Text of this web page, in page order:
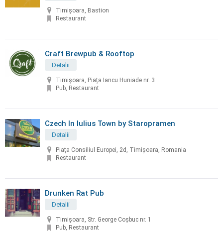
Timișoara, Bastion
Restaurant
Craft Brewpub & Rooftop
Detalii
Timișoara, Piața Iancu Huniade nr. 3
Pub, Restaurant
Czech In Iulius Town by Staropramen
Detalii
Piața Consiliul Europei, 2d, Timișoara, Romania
Restaurant
Drunken Rat Pub
Detalii
Timișoara, Str. George Coșbuc nr. 1
Pub, Restaurant